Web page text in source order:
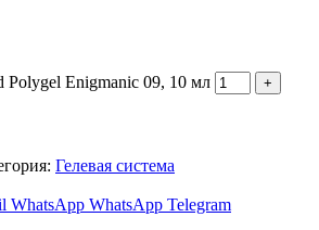
Polygel Enigmanic 09, 10 мл
Гелевая система
WhatsApp WhatsApp Telegram